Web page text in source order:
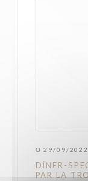
Ο 29/09/
DÎNER-
PAR LA